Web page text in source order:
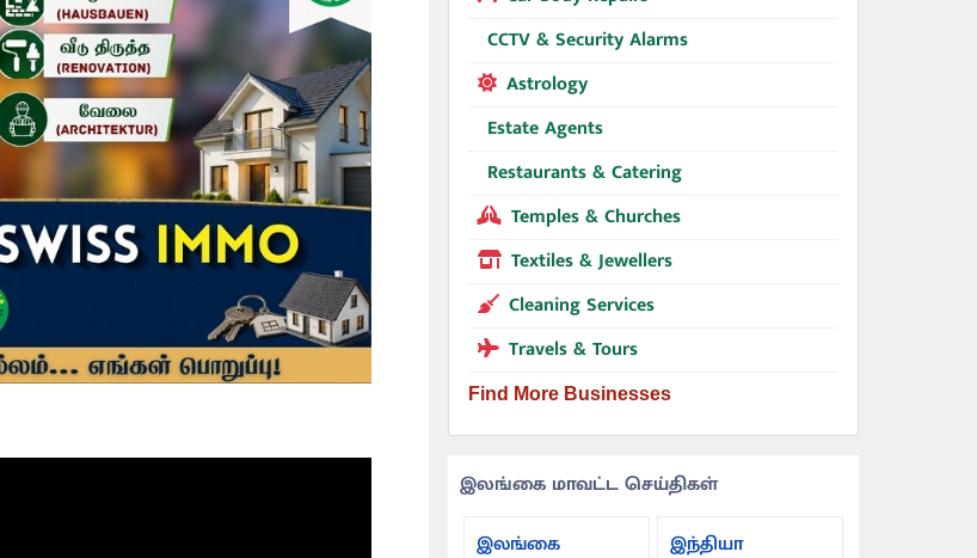
CCTV & Security Alarms
Astrology
Estate Agents
Restaurants & Catering
Temples & Churches
Textiles & Jewellers
Cleaning Services
Travels & Tours
Find More Businesses
இலங்கை மாவட்ட செய்திகள்
இலங்கை
இந்தியா